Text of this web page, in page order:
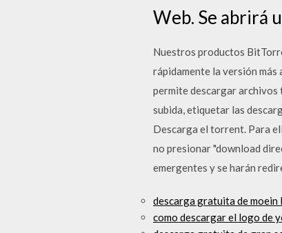
Web. Se abrirá
Nuestros productos
rápidamente la versión más
permite descargar archivos
subida, etiquetar las
Descarga el torrent. Para
no presionar "download
emergentes y se harán
descarga gratuita de moein
como descargar el logo de